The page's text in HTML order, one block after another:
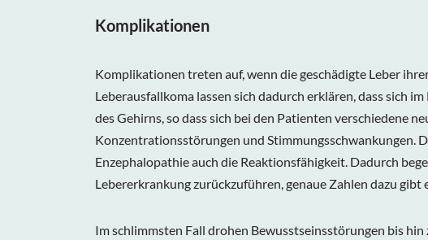
Komplikationen
Komplikationen treten auf, wenn die geschädigte Leber
Leberausfallkoma lassen sich dadurch erklären, dass sich
des Gehirns, so dass sich bei den Patienten verschiedene
Konzentrationsstörungen und Stimmungsschwankungen.
Enzephalopathie auch die Reaktionsfähigkeit. Dadurch
Lebererkrankung zurückzuführen, genaue Zahlen dazu gibt
Im schlimmsten Fall drohen Bewusstseinsstörungen bis